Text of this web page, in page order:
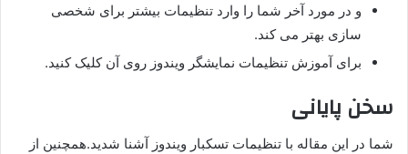
و در مورد آخر شما را وارد تنظیمات بیشتر برای شخصی
سازی بهتر می کند.
برای آموزش تنظیمات نمایشگر ویندوز روی آن کلیک کنید.
سخن پایانی
شما در این مقاله با تنظیمات تسکبار ویندوز آشنا شدید.همچنین از